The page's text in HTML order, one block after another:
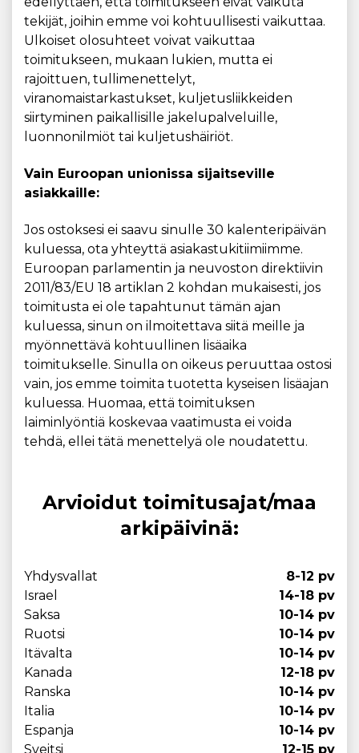
tekijät, joihin emme voi kohtuullisesti vaikuttaa.
Ulkoiset olosuhteet voivat vaikuttaa
toimitukseen, mukaan lukien, mutta ei
rajoittuen, tullimenettelyt,
viranomaistarkastukset, kuljetusliikkeiden
siirtyminen paikallisille jakelupalveluille,
luonnonilmiöt tai kuljetushäiriöt.
Vain Euroopan unionissa sijaitseville
asiakkaille:
Jos ostoksesi ei saavu sinulle 30 kalenteripäivän
kuluessa, ota yhteyttä asiakastukitiimiimme.
Euroopan parlamentin ja neuvoston direktiivin
2011/83/EU 18 artiklan 2 kohdan mukaisesti, jos
toimitusta ei ole tapahtunut tämän ajan
kuluessa, sinun on ilmoitettava siitä meille ja
myönnettävä kohtuullinen lisäaika
toimitukselle. Sinulla on oikeus peruuttaa ostosi
vain, jos emme toimita tuotetta kyseisen lisäajan
kuluessa. Huomaa, että toimituksen
laiminlyöntiä koskevaa vaatimusta ei voida
tehdä, ellei tätä menettelyä ole noudatettu.
Arvioidut toimitusajat/maa
arkipäivinä:
Yhdysvallat
8-12 pv
Israel
14-18 pv
Saksa
10-14 pv
Ruotsi
10-14 pv
Itävalta
10-14 pv
Kanada
12-18 pv
Ranska
10-14 pv
Italia
10-14 pv
Espanja
10-14 pv
Sveitsi
12-15 pv